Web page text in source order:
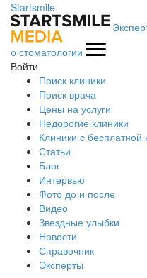
Startsmile
о стоматологии
Войти
Поиск клиники
Поиск врача
Цены на услуги
Недорогие клиники
Клиники с бесплатной
Статьи
Блог
Интервью
Фото до и после
Видео
Звездные улыбки
Новости
Справочник
Эксперты